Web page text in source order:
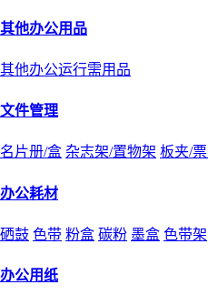
其他办公用品
其他办公运行需用品
文件管理
名片册/盒 杂志架/置物架 板夹/
办公耗材
硒鼓 色带 粉盒 碳粉 墨盒 色带架
办公用纸